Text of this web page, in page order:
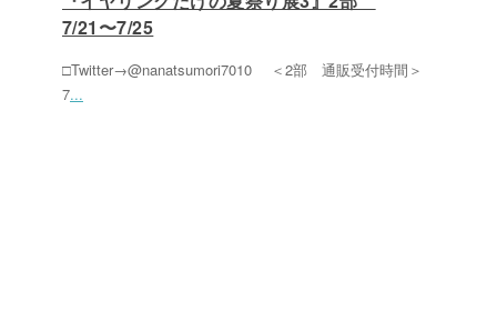
7/21〜7/25
□Twitter→@nanatsumori7010 ＜2部 通販受付時間＞
7...